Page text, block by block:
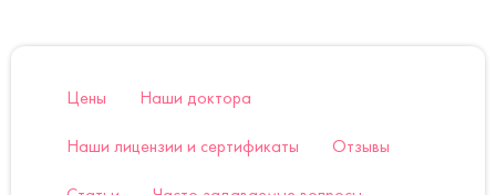
Цены Наши доктора
Наши лицензии и сертификаты Отзывы